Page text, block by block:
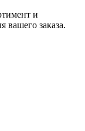
и
вашего заказа.